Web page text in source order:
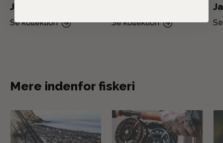
Jagthunden
Se kollektion Se kollektion
Mere indenfor fiskeri